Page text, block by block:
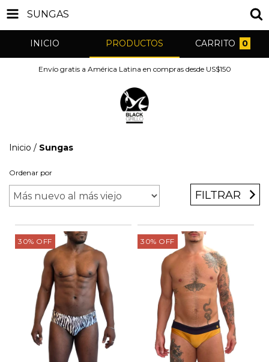
SUNGAS
INICIO PRODUCTOS CARRITO 0
Envío gratis a América Latina en compras desde US$150
Inicio / Sungas
Ordenar por
FILTRAR
30% OFF 30% OFF